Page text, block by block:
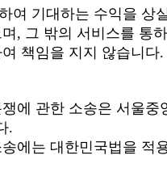
여 기대하는 수익을 상
, 그 밖의 서비스를 통
책임을 지지 않습니다.
에 관한 소송은 서울중
.
에는 대한민국법을 적